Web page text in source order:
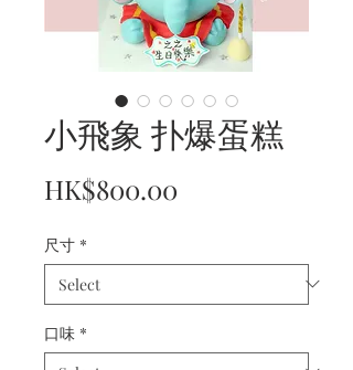
小飛象 扑爆蛋糕
HK$800.00
尺寸 *
口味 *